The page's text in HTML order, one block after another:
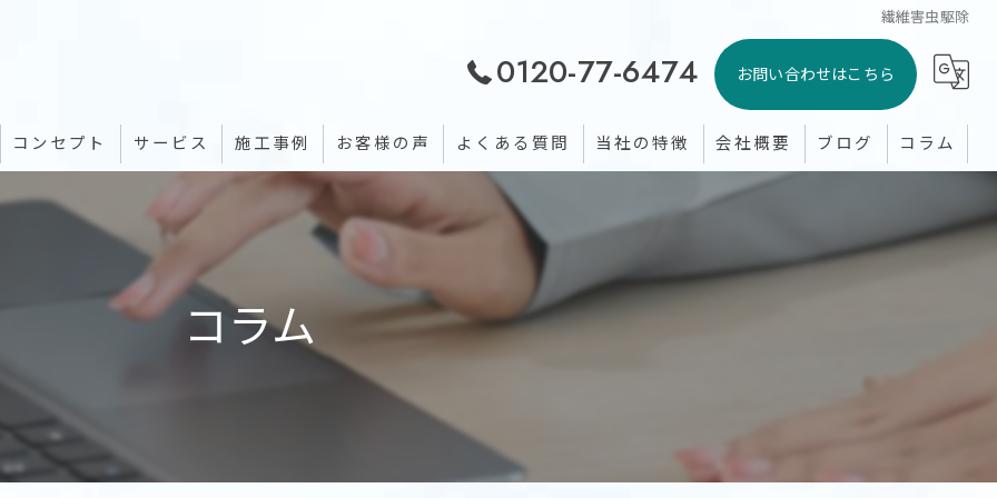
繊維害虫駆除
0120-77-6474 お問い合わせはこちら
コンセプト サービス 施工事例 お客様の声 よくある質問 当社の特徴
シロアリ
イタチ
会社概要 ブログ コラム
コラム